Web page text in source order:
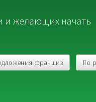
и желающих начать
франшиз По